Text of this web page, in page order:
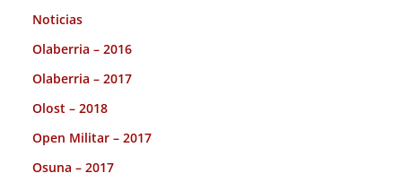
Noticias
Olaberria – 2016
Olaberria – 2017
Olost – 2018
Open Militar – 2017
Osuna – 2017